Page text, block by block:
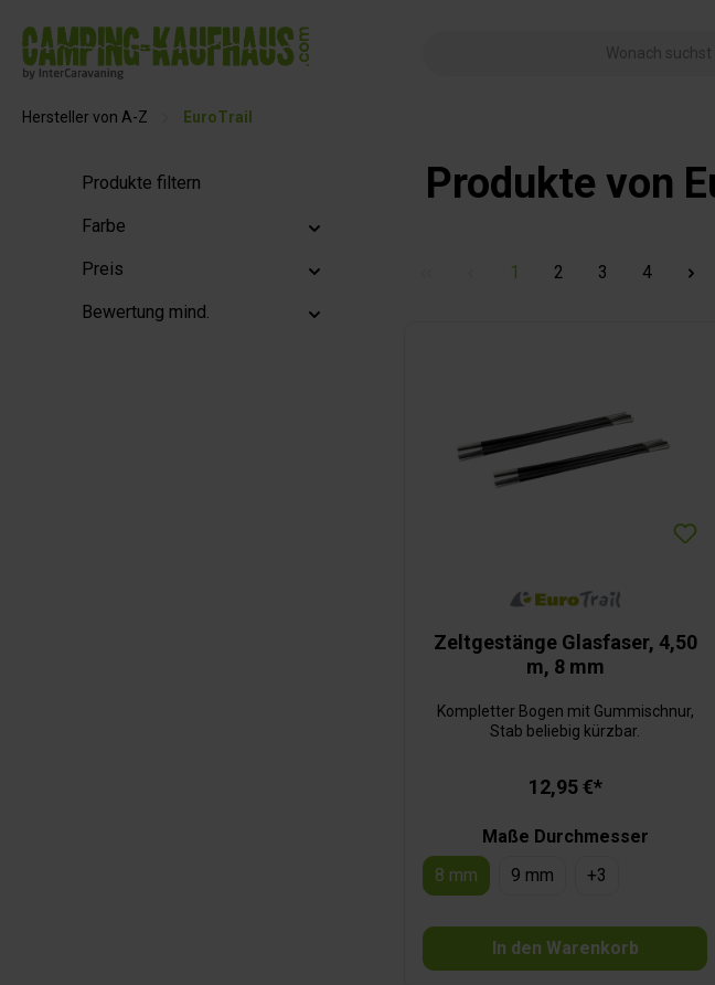
Zur Hauptnavigation springen
Hersteller von A-Z EuroTrail
Produkte filtern
Farbe
Preis
Bewertung mind.
Produkte von
1 2 3 4
Zeltgestänge Glasfaser, 4,50
m, 8 mm
Kompletter Bogen mit Gummischnur,
Stab beliebig kürzbar.
12,95 €*
Maße Durchmesser
8 mm
9 mm +3
In den Warenkorb